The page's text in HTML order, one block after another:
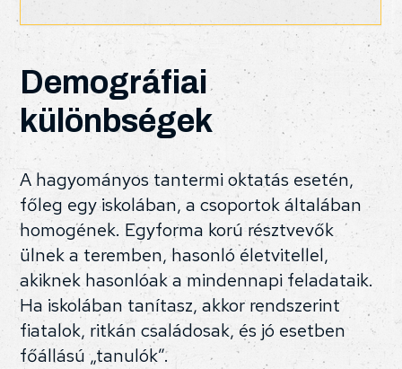
Demográfiai
különbségek
A hagyományos tantermi oktatás esetén,
főleg egy iskolában, a csoportok általában
homogének. Egyforma korú résztvevők
ülnek a teremben, hasonló életvitellel,
akiknek hasonlóak a mindennapi feladataik.
Ha iskolában tanítasz, akkor rendszerint
fiatalok, ritkán családosak, és jó esetben
főállású „tanulók”.